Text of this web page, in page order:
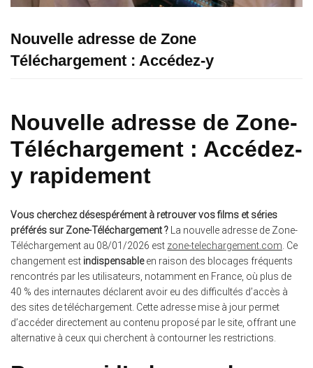
Nouvelle adresse de Zone
Téléchargement : Accédez-y
Nouvelle adresse de Zone-
Téléchargement : Accédez-
y rapidement
Vous cherchez désespérément à retrouver vos films et séries
préférés sur Zone-Téléchargement ? La nouvelle adresse de Zone-
Téléchargement au 08/01/2026 est zone-telechargement.com. Ce
changement est indispensableen raison des blocages fréquents
rencontrés par les utilisateurs, notamment en France, où plus de
40 % des internautes déclarent avoir eu des difficultés d’accès à
des sites de téléchargement. Cette adresse mise à jour permet
d’accéder directement au contenu proposé par le site, offrant une
alternative à ceux qui cherchent à contourner les restrictions.